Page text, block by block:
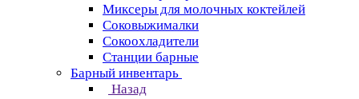
Миксеры для молочных коктейлей
Соковыжималки
Сокоохладители
Станции барные
Барный инвентарь
Назад